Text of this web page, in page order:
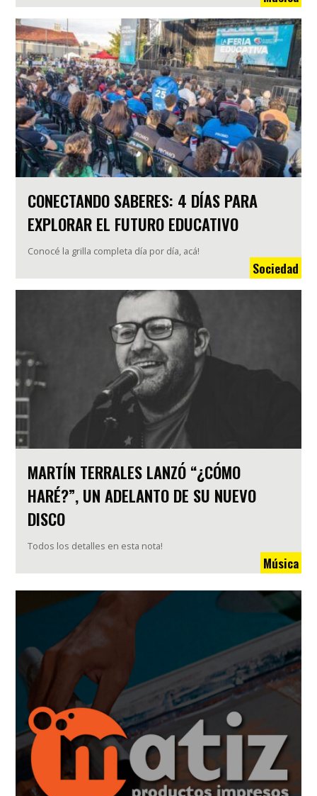
CONECTANDO SABERES: 4 DÍAS PARA
EXPLORAR EL FUTURO EDUCATIVO
Conocé la grilla completa día por día, acá!
Sociedad
MARTÍN TERRALES LANZÓ “¿CÓMO
HARÉ?”, UN ADELANTO DE SU NUEVO
DISCO
Todos los detalles en esta nota!
Música